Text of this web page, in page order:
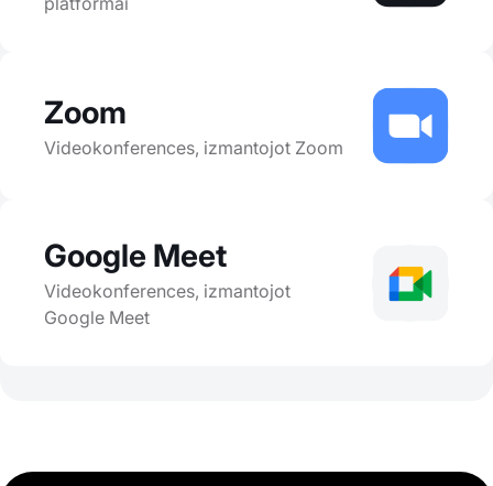
Zoom
Videokonferences, izmantojot Zoom
Google Meet
Videokonferences, izmantojot
Google Meet